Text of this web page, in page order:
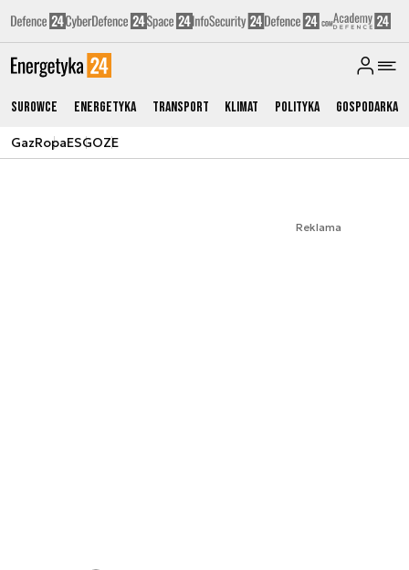
Surowce Energetyka Transport Klimat Polityka Gospodarka
GazRopaESGOZE
Reklama